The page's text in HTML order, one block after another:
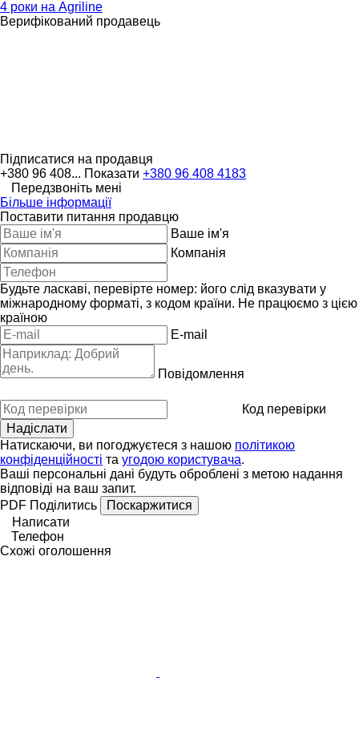
4 роки на Agriline
Верифікований продавець
Підписатися на продавця
+380 96 408... Показати +380 96 408 4183
Передзвоніть мені
Більше інформації
Поставити питання продавцю
Ваше ім'я
Компанія
Будьте ласкаві, перевірте номер: його слід вказувати у
міжнародному форматі, з кодом країни. Не працюємо з цією
країною
E-mail
Повідомлення
Код перевірки
Натискаючи, ви погоджуєтеся з нашою політикою
конфіденційності та угодою користувача.
Ваші персональні дані будуть оброблені з метою надання
відповіді на ваш запит.
PDF Поділитись
Поскаржитися
Написати
Телефон
Схожі оголошення